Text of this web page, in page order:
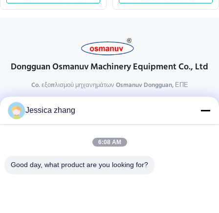
Dongguan Osmanuv Machinery Equipment Co., Ltd
Co. εξοπλισμού μηχανημάτων Osmanuv Dongguan, ΕΠΕ
28 δεύτερος ο βιομηχανικός, wei Liu chong, Wanjiang,
DongGuan, Guangdong, Κίνα
osmanuv@hotmail.com
Jessica zhang
6:08 AM
Good day, what product are you looking for?